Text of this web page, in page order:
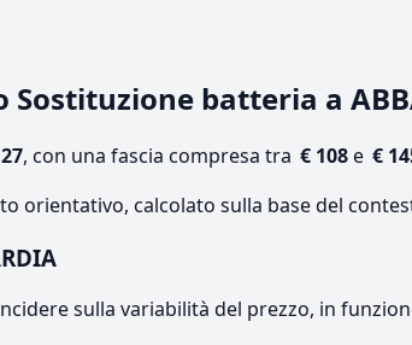
batteria a
, con una fascia compresa tra € 108e €
orientativo, calcolato sulla base del
sulla variabilità del prezzo, in